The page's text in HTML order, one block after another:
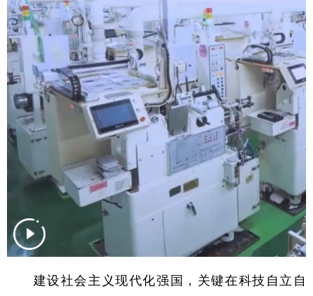
学术中国 乡村振兴 溯源中国
城市 旅游 能源 会展
彩票 娱乐 时尚 悦读
公益 一带一路 亚太网 上市公司
文化产业
地方频道
天津 河北 山西
辽宁 江苏
建设社会主义现代化强国，关键在科技自立自